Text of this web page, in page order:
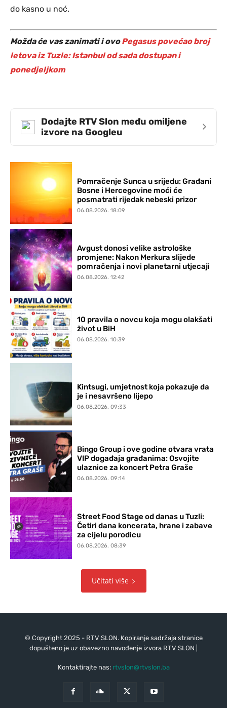
do kasno u noć.
Možda će vas zanimati i ovoPegasus povećao broj
letova iz Tuzle: Istanbul od sada dostupan i
ponedjeljkom
Dodajte RTV Slon među omiljene
izvore na Googleu
›
Pomračenje Sunca u srijedu: Građani
Bosne i Hercegovine moći će
posmatrati rijedak nebeski prizor
06.08.2026. 18:09
Avgust donosi velike astrološke
promjene: Nakon Merkura slijede
pomračenja i novi planetarni utjecaji
06.08.2026. 12:42
10 pravila o novcu koja mogu olakšati
život u BiH
06.08.2026. 10:39
Kintsugi, umjetnost koja pokazuje da
je i nesavršeno lijepo
06.08.2026. 09:33
Bingo Group i ove godine otvara vrata
VIP događaja građanima: Osvojite
ulaznice za koncert Petra Graše
06.08.2026. 09:14
Street Food Stage od danas u Tuzli:
Četiri dana koncerata, hrane i zabave
za cijelu porodicu
06.08.2026. 08:39
Učitati više
© Copyright 2025 - RTV SLON. Kopiranje sadržaja stranice
dopušteno je uz obavezno navođenje izvora RTV SLON |
Kontaktirajte nas: rtvslon@rtvslon.ba